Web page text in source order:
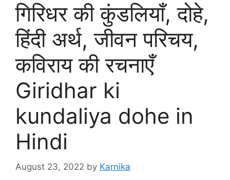
गिरिधर की कुंडलियाँ, दोहे,
हिंदी अर्थ, जीवन परिचय,
कविराय की रचनाएँ
Giridhar ki
kundaliya dohe in
Hindi
August 23, 2022 by Karnika